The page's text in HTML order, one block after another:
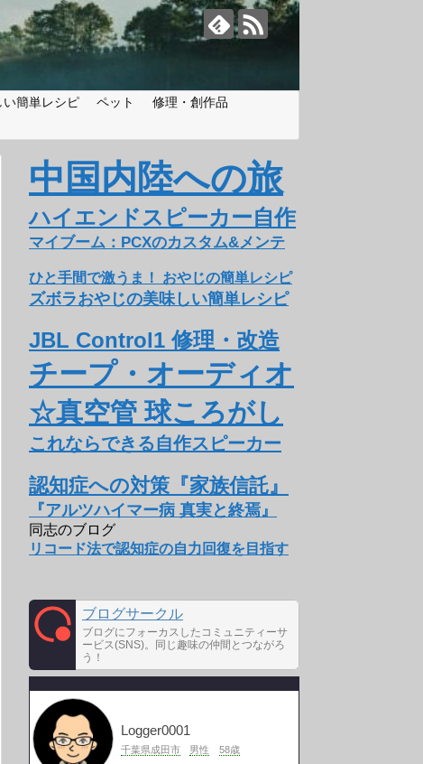
い簡単レシピ ペット
修理・創作品
中国内陸への旅
ハイエンドスピーカー自作
マイブーム：PCXのカスタム&メンテ
ひと手間で激うま！ おやじの簡単レシピ
ズボラおやじの美味しい簡単レシピ
JBL Control1 修理・改造
チープ・オーディオ
☆真空管 球ころがし
これならできる自作スピーカー
認知症への対策『家族信託』
『アルツハイマー病 真実と終焉』
同志のブログ
リコード法で認知症の自力回復を目指す
ブログサークル
ブログにフォーカスしたコミュニティーサ
ービス(SNS)。同じ趣味の仲間とつながろ
う！
Logger0001
千葉県成田市 男性 58歳